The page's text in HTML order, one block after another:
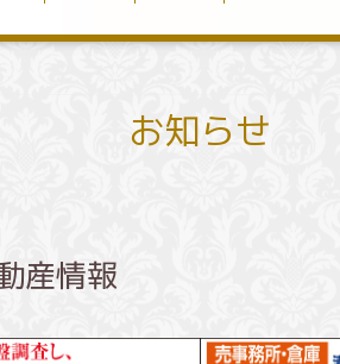
お知らせ
産情報